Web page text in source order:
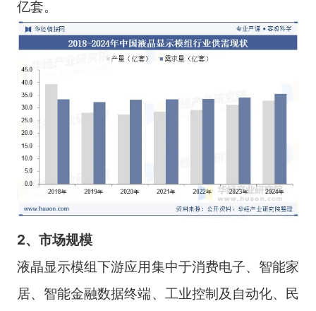
亿套。
2、市场规模
液晶显示模组下游应用集中于消费电子、智能家
居、智能金融数据终端、工业控制及自动化、民